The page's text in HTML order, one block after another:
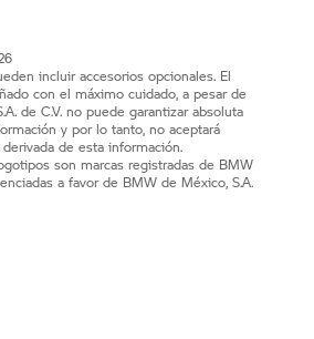
incluir accesorios opcionales. El
con el máximo cuidado, a pesar de
de C.V. no puede garantizar absoluta
y por lo tanto, no aceptará
de esta información.
son marcas registradas de BMW
a favor de BMW de México, S.A.